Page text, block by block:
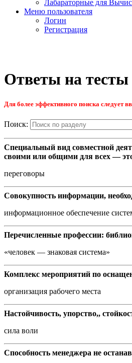
Лабараторные для
Меню пользователя
Логин
Регистрация
Ответы на
Для более эффективного поиска следует
Поиск:
Специальный вид совместной
своими или общими для всех —
переговоры
Совокупность информации,
информационное обеспечение
Перечисленные профессии:
«человек — знаковая система»
Комплекс мероприятий по
организация рабочего места
Настойчивость, упорство,,
сила воли
Способность менеджера не